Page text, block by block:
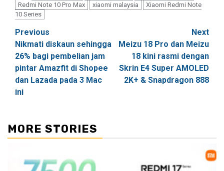
Redmi Note 10 Pro Max
xiaomi malaysia
Xiaomi Redmi Note
10 Series
Post
navigation
Previous
Nikmati diskaun sehingga
26% bagi pembelian jam
pintar Amazfit di Shopee
dan Lazada pada 3 Mac
ini
Next
Meizu 18 Pro dan Meizu
18 kini rasmi dengan
Skrin E4 Super AMOLED
2K+ & Snapdragon 888
MORE STORIES